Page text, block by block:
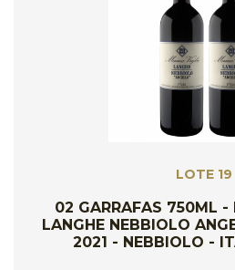
LOTE 19
02 GARRAFAS 750ML -
LANGHE NEBBIOLO
2021 - NEBBIOLO -